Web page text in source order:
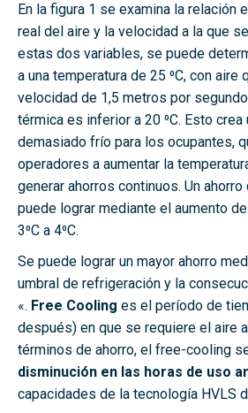
En la figura 1 se examina la relación
real del aire y la velocidad a la que
estas dos variables, se puede
a una temperatura de 25 ⁰C, con aire
velocidad de 1,5 metros por
térmica es inferior a 20 ⁰C. Esto crea
demasiado frío para los ocupantes,
operadores a aumentar la
generar ahorros continuos. Un
puede lograr mediante el aumento
3⁰C a 4⁰C.
Se puede lograr un mayor ahorro
umbral de refrigeración y la
«. Free Cooling es el período de
después) en que se requiere el aire
términos de ahorro, el free-cooling
disminución en las horas de uso
capacidades de la tecnología HVLS